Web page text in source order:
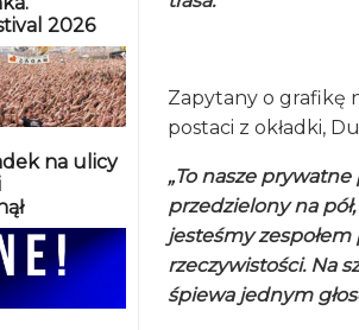
2026
na ulicy
Zapytany o grafikę
postaci z okładki,
„To nasze
przedzielony na
jesteśmy
rzeczywistości. Na
śpiewa jednym